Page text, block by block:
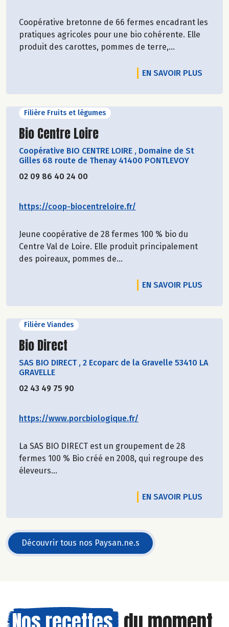
Coopérative bretonne de 66 fermes encadrant les
pratiques agricoles pour une bio cohérente. Elle
produit des carottes, pommes de terre,...
EN SAVOIR PLUS
Filière Fruits et légumes
Découvrir le producteur
Bio Centre Loire
Coopérative BIO CENTRE LOIRE , Domaine de St
Gilles 68 route de Thenay 41400 PONTLEVOY
02 09 86 40 24 00
https://coop-biocentreloire.fr/
Jeune coopérative de 28 fermes 100 % bio du
Centre Val de Loire. Elle produit principalement
des poireaux, pommes de...
EN SAVOIR PLUS
Filière Viandes
Découvrir le producteur
Bio Direct
SAS BIO DIRECT , 2 Ecoparc de la Gravelle 53410 LA
GRAVELLE
02 43 49 75 90
https://www.porcbiologique.fr/
La SAS BIO DIRECT est un groupement de 28
fermes 100 % Bio créé en 2008, qui regroupe des
éleveurs...
EN SAVOIR PLUS
Découvrir tous nos Paysan.ne.s